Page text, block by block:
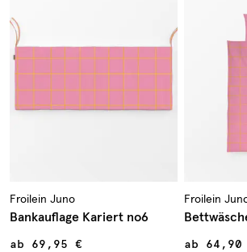
Froilein Juno
Bankauflage Kariert no6
ab 69,95 €
Froilein
ab 64,90